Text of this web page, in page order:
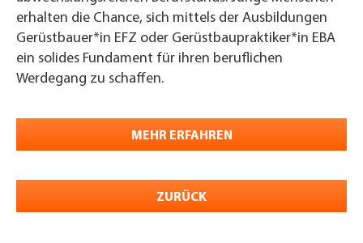
erhalten die Chance, sich mittels der Ausbildungen
Gerüstbauer*in EFZ oder Gerüstbaupraktiker*in EBA
ein solides Fundament für ihren beruflichen
Werdegang zu schaffen.
MEHR ERFAHREN
ZURÜCK